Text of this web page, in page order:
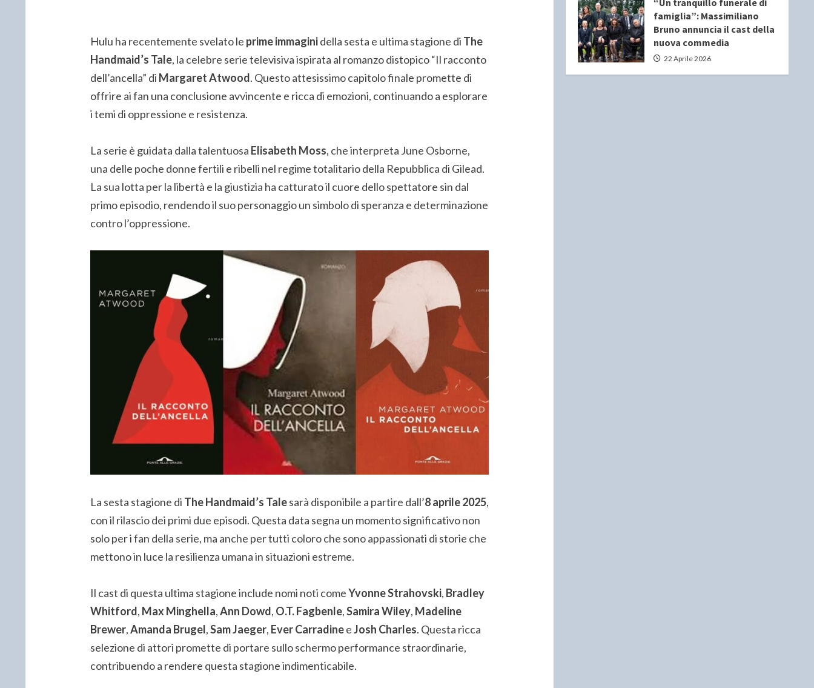
Hulu ha recentemente svelato le prime immaginidella sesta e ultima stagione di The
Handmaid’s Tale, la celebre serie televisiva ispirata al romanzo distopico “Il racconto
dell’ancella” di Margaret Atwood. Questo attesissimo capitolo finale promette di
offrire ai fan una conclusione avvincente e ricca di emozioni, continuando a esplorare
i temi di oppressione e resistenza.
La serie è guidata dalla talentuosa Elisabeth Moss, che interpreta June Osborne,
una delle poche donne fertili e ribelli nel regime totalitario della Repubblica di Gilead.
La sua lotta per la libertà e la giustizia ha catturato il cuore dello spettatore sin dal
primo episodio, rendendo il suo personaggio un simbolo di speranza e determinazione
contro l’oppressione.
La sesta stagione di The Handmaid’s Talesarà disponibile a partire dall’8 aprile 2025,
con il rilascio dei primi due episodi. Questa data segna un momento significativo non
solo per i fan della serie, ma anche per tutti coloro che sono appassionati di storie che
mettono in luce la resilienza umana in situazioni estreme.
Il cast di questa ultima stagione include nomi noti comeYvonne Strahovski, Bradley
Whitford, Max Minghella,Ann Dowd, O.T. Fagbenle,Samira Wiley, Madeline
Brewer,Amanda Brugel,Sam Jaeger, Ever CarradineeJosh Charles. Questa ricca
selezione di attori promette di portare sullo schermo performance straordinarie,
contribuendo a rendere questa stagione indimenticabile.
“Un tranquillo funerale di
famiglia”: Massimiliano
Bruno annuncia il cast della
nuova commedia
22 Aprile 2026